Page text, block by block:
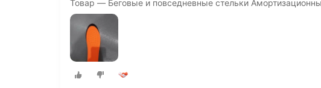
Товар — Беговые и повседневные стельки